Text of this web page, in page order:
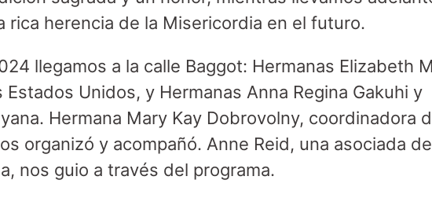
rica herencia de la Misericordia en el futuro.
llegamos a la calle Baggot: Hermanas Elizabeth
Unidos, y Hermanas Anna Regina Gakuhi y
Hermana Mary Kay Dobrovolny, coordinadora
organizó y acompañó. Anne Reid, una asociada
nos guio a través del programa.